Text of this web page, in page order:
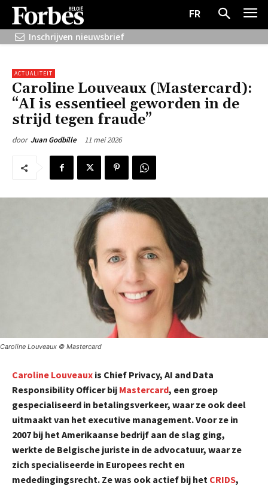
FR
Inschrijven nieuwsbrief
ACTUALITEIT
Caroline Louveaux (Mastercard):
“AI is essentieel geworden in de
strijd tegen fraude”
door Juan Godbille 11 mei 2026
Caroline Louveaux © Mastercard
Caroline Louveaux is Chief Privacy, AI and Data
Responsibility Officer bij Mastercard, een groep
gespecialiseerd in betalingsverkeer, waar ze ook deel
uitmaakt van het executive management. Voor ze in
2007 bij het Amerikaanse bedrijf aan de slag ging,
werkte de Belgische juriste in de advocatuur, waar ze
zich specialiseerde in Europees recht en
mededingingsrecht. Ze was ook actief bij het CRIDS,